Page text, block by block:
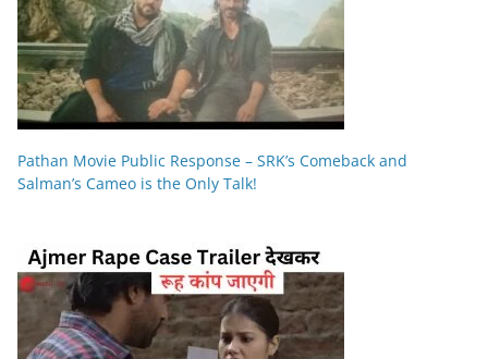
Pathan Movie Public Response – SRK’s Comeback and
Salman’s Cameo is the Only Talk!